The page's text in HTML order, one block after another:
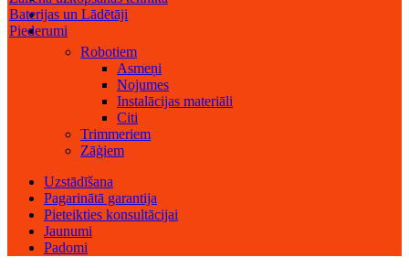
Baterijas un Lādētāji
Piederumi
Robotiem
Asmeņi
Nojumes
Instalācijas materiāli
Citi
Trimmeriem
Zāģiem
Uzstādīšana
Pagarinātā garantija
Pieteikties konsultācijai
Jaunumi
Padomi